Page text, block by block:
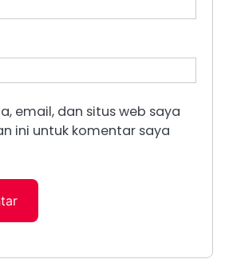
email, dan situs web saya
ini untuk komentar saya